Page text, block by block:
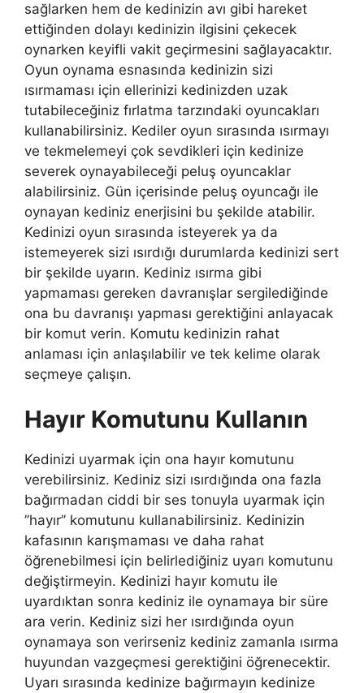
sağlarken hem de kedinizin avı gibi hareket
ettiğinden dolayı kedinizin ilgisini çekecek
oynarken keyifli vakit geçirmesini sağlayacaktır.
Oyun oynama esnasında kedinizin sizi
ısırmaması için ellerinizi kedinizden uzak
tutabileceğiniz fırlatma tarzındaki oyuncakları
kullanabilirsiniz. Kediler oyun sırasında ısırmayı
ve tekmelemeyi çok sevdikleri için kedinize
severek oynayabileceği peluş oyuncaklar
alabilirsiniz. Gün içerisinde peluş oyuncağı ile
oynayan kediniz enerjisini bu şekilde atabilir.
Kedinizi oyun sırasında isteyerek ya da
istemeyerek sizi ısırdığı durumlarda kedinizi sert
bir şekilde uyarın. Kediniz ısırma gibi
yapmaması gereken davranışlar sergilediğinde
ona bu davranışı yapması gerektiğini anlayacak
bir komut verin. Komutu kedinizin rahat
anlaması için anlaşılabilir ve tek kelime olarak
seçmeye çalışın.
Hayır Komutunu Kullanın
Kedinizi uyarmak için ona hayır komutunu
verebilirsiniz. Kediniz sizi ısırdığında ona fazla
bağırmadan ciddi bir ses tonuyla uyarmak için
’’hayır’’ komutunu kullanabilirsiniz. Kedinizin
kafasının karışmaması ve daha rahat
öğrenebilmesi için belirlediğiniz uyarı komutunu
değiştirmeyin. Kedinizi hayır komutu ile
uyardıktan sonra kediniz ile oynamaya bir süre
ara verin. Kediniz sizi her ısırdığında oyun
oynamaya son verirseniz kediniz zamanla ısırma
huyundan vazgeçmesi gerektiğini öğrenecektir.
Uyarı sırasında kedinize bağırmayın kedinize